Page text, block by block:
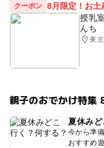
クーポン 8月限定！お土
授乳
んち
東
親子のおでかけ特集
夏休みど
今から準
おすすめ